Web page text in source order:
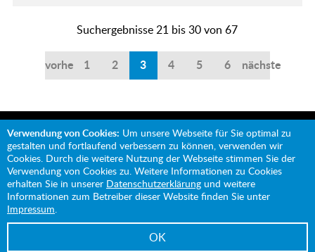
Suchergebnisse 21 bis 30 von 67
vorherige
1 2 3 4 5 6 nächste
Mit Unterstützung von:
Datenschutz
Verwendung von Cookies: Um unsere Webseite für Sie optimal zu
gestalten und fortlaufend verbessern zu können, verwenden wir
Cookies. Durch die weitere Nutzung der Webseite stimmen Sie der
Verwendung von Cookies zu. Weitere Informationen zu Cookies
erhalten Sie in unserer Datenschutzerklärung und weitere
Informationen zum Betreiber dieser Website finden Sie unter
Impressum.
OK